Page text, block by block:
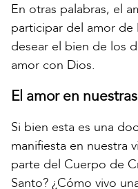
En otras palabras, el
participar del amor
desear el bien de los
amor con Dios.
El amor en
Si bien esta es una
manifiesta en nuestra
parte del Cuerpo de
Santo? ¿Cómo vivo